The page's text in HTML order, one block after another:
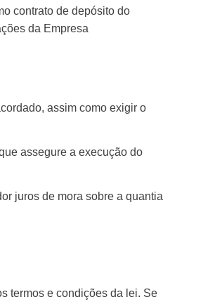
contrato de depósito do
da Empresa
assim como exigir o
assegure a execução do
juros de mora sobre a quantia
termos e condições da lei. Se